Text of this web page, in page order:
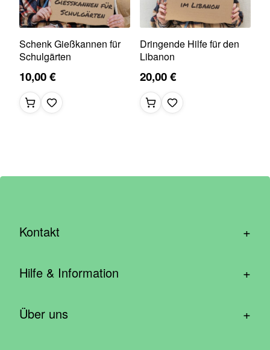
Schenk Gießkannen für
Schulgärten
10,00 €
Dringende Hilfe für den
Libanon
20,00 €
Kontakt +
Kontaktformular
Hilfe & Information +
Blog – Inspirationen aus der Community
Über uns +